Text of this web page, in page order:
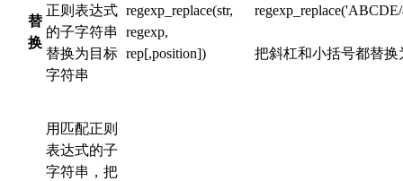
替
换
正则表达式
的子字符串
替换为目标
字符串
regexp_replace(str,
regexp,
rep[,position])
把斜杠和小括号都替换
用匹配正则
表达式的子
字符串，把